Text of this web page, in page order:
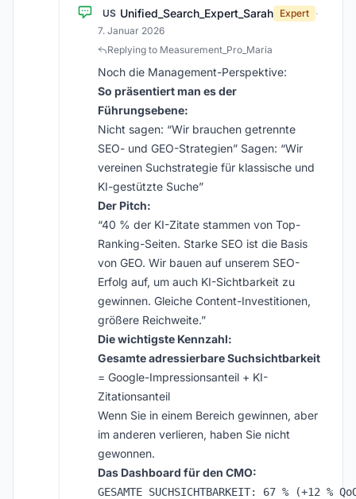
US Unified_Search_Expert_Sarah Expert ·
7. Januar 2026
Replying to Measurement_Pro_Maria
Noch die Management-Perspektive:
So präsentiert man es der
Führungsebene:
Nicht sagen: “Wir brauchen getrennte
SEO- und GEO-Strategien” Sagen: “Wir
vereinen Suchstrategie für klassische und
KI-gestützte Suche”
Der Pitch:
“40 % der KI-Zitate stammen von Top-
Ranking-Seiten. Starke SEO ist die Basis
von GEO. Wir bauen auf unserem SEO-
Erfolg auf, um auch KI-Sichtbarkeit zu
gewinnen. Gleiche Content-Investitionen,
größere Reichweite.”
Die wichtigste Kennzahl:
Gesamte adressierbare Suchsichtbarkeit
= Google-Impressionsanteil + KI-
Zitationsanteil
Wenn Sie in einem Bereich gewinnen, aber
im anderen verlieren, haben Sie nicht
gewonnen.
Das Dashboard für den CMO:
GESAMTE SUCHSICHTBARKEIT: 67 % (+12 %